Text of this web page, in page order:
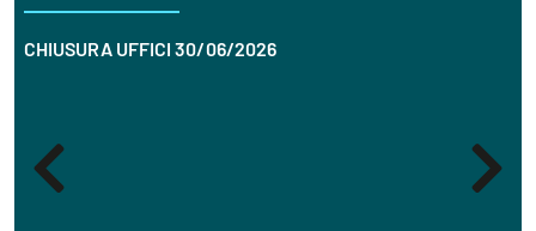
CHIUSURA UFFICI 30/06/2026